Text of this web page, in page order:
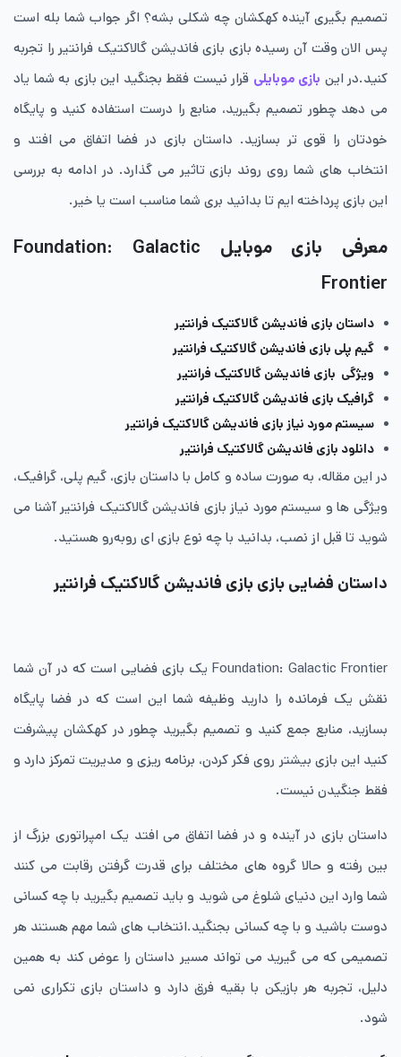
تصمیم بگیری آینده کهکشان چه شکلی بشه؟ اگر جواب شما بله است
پس الان وقت آن رسیده بازی بازی فاندیشن گالاکتیک فرانتیر را تجربه
کنید.در این بازی موبایلی قرار نیست فقط بجنگید این بازی به شما یاد
می دهد چطور تصمیم بگیرید، منابع را درست استفاده کنید و پایگاه
خودتان را قوی تر بسازید. داستان بازی در فضا اتفاق می افتد و
انتخاب های شما روی روند بازی تاثیر می گذارد. در ادامه به بررسی
این بازی پرداخته ایم تا بدانید بری شما مناسب است یا خیر.
معرفی بازی موبایل Foundation: Galactic
Frontier
داستان بازی فاندیشن گالاکتیک فرانتیر
گیم پلی بازی فاندیشن گالاکتیک فرانتیر
ویژگی بازی فاندیشن گالاکتیک فرانتیر
گرافیک بازی فاندیشن گالاکتیک فرانتیر
سیستم مورد نیاز بازی فاندیشن گالاکتیک فرانتیر
دانلود بازی فاندیشن گالاکتیک فرانتیر
در این مقاله، به صورت ساده و کامل با داستان بازی، گیم پلی، گرافیک،
ویژگی ها و سیستم مورد نیاز بازی فاندیشن گالاکتیک فرانتیر آشنا می
شوید تا قبل از نصب، بدانید با چه نوع بازی ای روبه‌رو هستید.
داستان فضایی بازی بازی فاندیشن گالاکتیک فرانتیر
Foundation: Galactic Frontier یک بازی فضایی است که در آن شما
نقش یک فرمانده را دارید وظیفه شما این است که در فضا پایگاه
بسازید، منابع جمع کنید و تصمیم بگیرید چطور در کهکشان پیشرفت
کنید این بازی بیشتر روی فکر کردن، برنامه ریزی و مدیریت تمرکز دارد و
فقط جنگیدن نیست.
داستان بازی در آینده و در فضا اتفاق می افتد یک امپراتوری بزرگ از
بین رفته و حالا گروه های مختلف برای قدرت گرفتن رقابت می کنند
شما وارد این دنیای شلوغ می شوید و باید تصمیم بگیرید با چه کسانی
دوست باشید و با چه کسانی بجنگید.انتخاب های شما مهم هستند هر
تصمیمی که می گیرید می تواند مسیر داستان را عوض کند به همین
دلیل، تجربه هر بازیکن با بقیه فرق دارد و داستان بازی تکراری نمی
شود.